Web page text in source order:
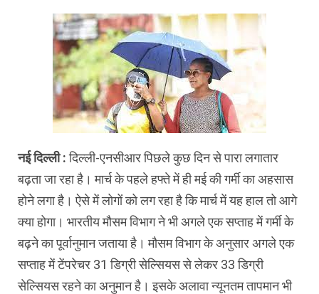
नई दिल्ली :दिल्ली-एनसीआर पिछले कुछ दिन से पारा लगातार
बढ़ता जा रहा है। मार्च के पहले हफ्ते में ही मई की गर्मी का अहसास
होने लगा है। ऐसे में लोगों को लग रहा है कि मार्च में यह हाल तो आगे
क्या होगा। भारतीय मौसम विभाग ने भी अगले एक सप्ताह में गर्मी के
बढ़ने का पूर्वानुमान जताया है। मौसम विभाग के अनुसार अगले एक
सप्ताह में टेंपरेचर 31 डिग्री सेल्सियस से लेकर 33 डिग्री
सेल्सियस रहने का अनुमान है। इसके अलावा न्यूनतम तापमान भी